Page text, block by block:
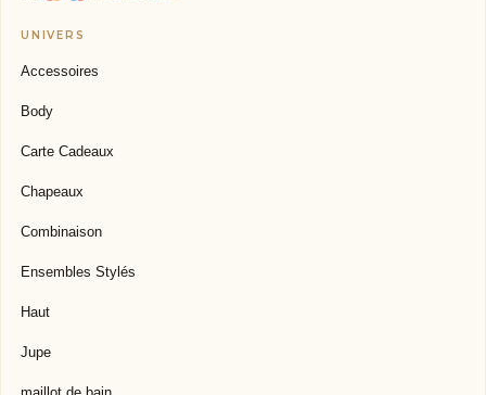
Accessoires
Body
Carte Cadeaux
Chapeaux
Combinaison
Ensembles Stylés
Haut
Jupe